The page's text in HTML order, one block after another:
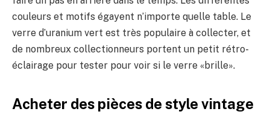
couleurs et motifs égayent n’importe quelle table. Le
verre d’uranium vert est très populaire à collecter, et
de nombreux collectionneurs portent un petit rétro-
éclairage pour tester pour voir si le verre «brille».
Acheter des pièces de style vintage